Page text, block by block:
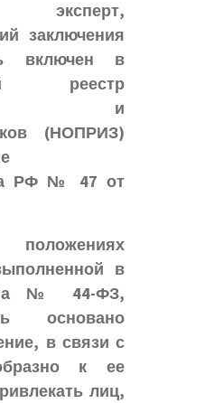
эксперт,
заключения
включен в
реестр
и
(НОПРИЗ)
РФ № 47 от
в
№ 44-ФЗ,
основано
в связи с
к ее
лиц,